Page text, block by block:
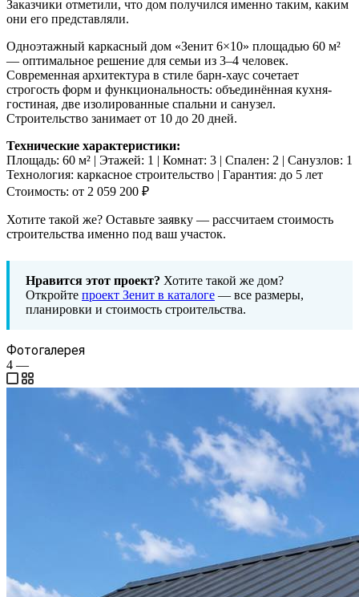
Заказчики отметили, что дом получился именно таким, каким
они его представляли.
Одноэтажный каркасный дом «Зенит 6×10» площадью 60 м²
— оптимальное решение для семьи из 3–4 человек.
Современная архитектура в стиле барн-хаус сочетает
строгость форм и функциональность: объединённая кухня-
гостиная, две изолированные спальни и санузел.
Строительство занимает от 10 до 20 дней.
Технические характеристики:
Площадь: 60 м² | Этажей: 1 | Комнат: 3 | Спален: 2 | Санузлов: 1
Технология: каркасное строительство | Гарантия: до 5 лет
Стоимость: от 2 059 200 ₽
Хотите такой же? Оставьте заявку — рассчитаем стоимость
строительства именно под ваш участок.
Нравится этот проект? Хотите такой же дом?
Откройте проект Зенит в каталоге — все размеры,
планировки и стоимость строительства.
Фотогалерея
4 —